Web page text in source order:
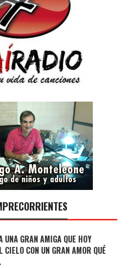
UNA GRAN AMIGA QUE HOY
CIELO CON UN GRAN AMOR QUÉ